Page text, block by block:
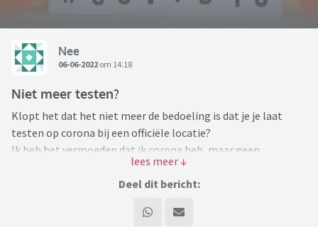
Nee
06-06-2022 om 14:18
Niet meer testen?
Klopt het dat het niet meer de bedoeling is dat je je laat
testen op corona bij een officiële locatie?
Ik heb het vermoeden dat ik corona heb, maar geen
zelftesten meer in huis. Het voelt een beetje stom om
gewoon een winkel in te lopen met de kans dat ik anderen
alleen bedoeld zijn voor speciale gevallen, zoals iemand in
Deel dit bericht: